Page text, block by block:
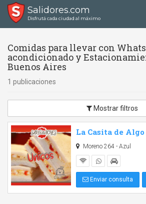
Salidores.com
Disfrutá cada ciudad al máximo
Comidas para llevar con
acondicionado y
Buenos Aires
1 publicaciones
Mostrar filtros
La Casita de
Moreno 264 - Azul
Enviar consulta